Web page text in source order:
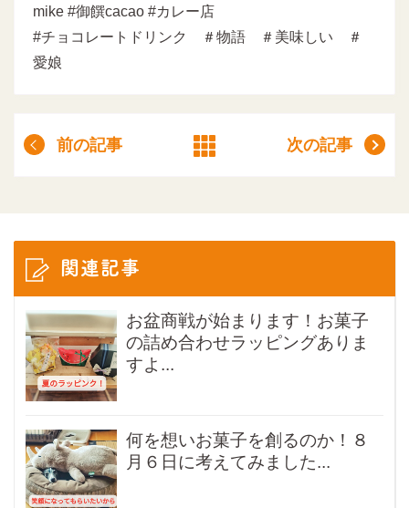
mike #御饌cacao #カレー店
#チョコレートドリンク ＃物語 ＃美味しい ＃
愛娘
前の記事 次の記事
関連記事
お盆商戦が始まります！お菓子
の詰め合わせラッピングありま
すよ...
何を想いお菓子を創るのか！８
月６日に考えてみました...